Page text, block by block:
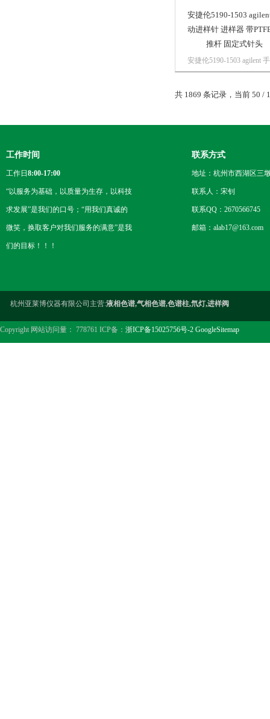
安捷伦5190-1503
动进样针 进样器 带
推杆 固定式针头
安捷伦5190-1503 agilent
进样针 进样器 带PTFE 头
筒颜色方便您识别进样针
共 1869 条记录，当前 50 /
工作时间
工作日 8:00-17:00
“以服务为基础，以质量为生存，以科技
求发展”是我们的口号；“用我们真诚的
微笑，换取客户对我们服务的满意”是我
们的目标！！！
联系方式
地址：杭州市西湖区三
联系人：宋钊
联系QQ：2670566745
邮箱：alab17@163.com
杭州亚莱博仪器有限公司主营:液相色谱,气相色谱,色谱柱,氘灯,进样阀
Copyright 网站访问量： 778761 ICP备： 浙ICP备15025756号-2 GoogleSitemap